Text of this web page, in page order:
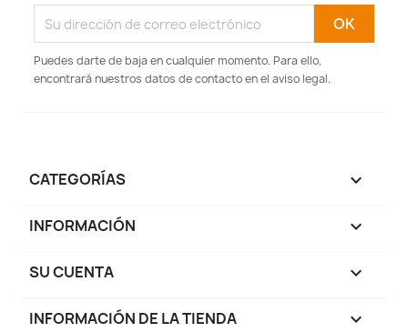
Puedes darte de baja en cualquier momento. Para ello,
encontrará nuestros datos de contacto en el aviso legal.
CATEGORÍAS 
INFORMACIÓN 
SU CUENTA 
INFORMACIÓN DE LA TIENDA keyboard_arrow_down